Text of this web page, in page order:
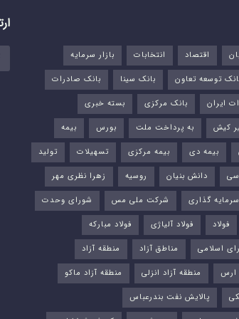
اقتصاد انتخابات
بازار سرمایه
توسعه تعاون بانک سینا
بانک صادرات
ایران
بانک مرکزی
بسته خبری
کیش
به پرداخت ملت بورس‌
بیمه
بیمه دی بیمه مرکزی تسهیلات
تولید
دانش بنیان روسیه
زهرا نظری مهر
سرمایه گذاری شرکت ملی مس
شورای وحدت
فولاد فولاد آلیاژی
فولاد مبارکه
اسلامی
مناطق آزاد
منطقه آزاد
ارس
منطقه آزاد انزلی
منطقه آزاد ماکو
پالایش نفت بندرعباس